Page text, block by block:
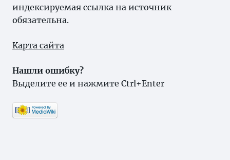
индексируемая ссылка на источник
обязательна.
Карта сайта
Нашли ошибку?
Выделите ее и нажмите Ctrl+Enter